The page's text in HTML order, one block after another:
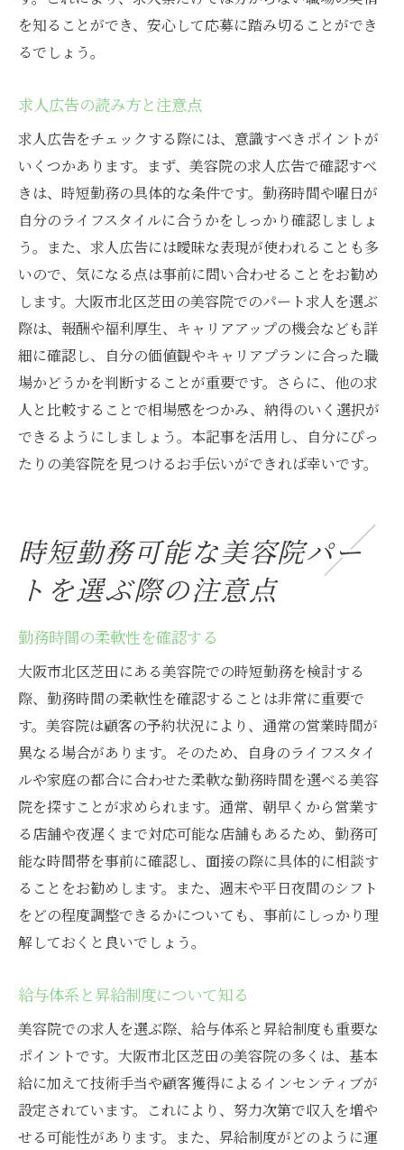
を知ることができ、安心して応募に踏み切ることができ
るでしょう。
求人広告の読み方と注意点
求人広告をチェックする際には、意識すべきポイントが
いくつかあります。まず、美容院の求人広告で確認すべ
きは、時短勤務の具体的な条件です。勤務時間や曜日が
自分のライフスタイルに合うかをしっかり確認しましょ
う。また、求人広告には曖昧な表現が使われることも多
いので、気になる点は事前に問い合わせることをお勧め
します。大阪市北区芝田の美容院でのパート求人を選ぶ
際は、報酬や福利厚生、キャリアアップの機会なども詳
細に確認し、自分の価値観やキャリアプランに合った職
場かどうかを判断することが重要です。さらに、他の求
人と比較することで相場感をつかみ、納得のいく選択が
できるようにしましょう。本記事を活用し、自分にぴっ
たりの美容院を見つけるお手伝いができれば幸いです。
時短勤務可能な美容院パー
トを選ぶ際の注意点
勤務時間の柔軟性を確認する
大阪市北区芝田にある美容院での時短勤務を検討する
際、勤務時間の柔軟性を確認することは非常に重要で
す。美容院は顧客の予約状況により、通常の営業時間が
異なる場合があります。そのため、自身のライフスタイ
ルや家庭の都合に合わせた柔軟な勤務時間を選べる美容
院を探すことが求められます。通常、朝早くから営業す
る店舗や夜遅くまで対応可能な店舗もあるため、勤務可
能な時間帯を事前に確認し、面接の際に具体的に相談す
ることをお勧めします。また、週末や平日夜間のシフト
をどの程度調整できるかについても、事前にしっかり理
解しておくと良いでしょう。
給与体系と昇給制度について知る
美容院での求人を選ぶ際、給与体系と昇給制度も重要な
ポイントです。大阪市北区芝田の美容院の多くは、基本
給に加えて技術手当や顧客獲得によるインセンティブが
設定されています。これにより、努力次第で収入を増や
せる可能性があります。また、昇給制度がどのように運